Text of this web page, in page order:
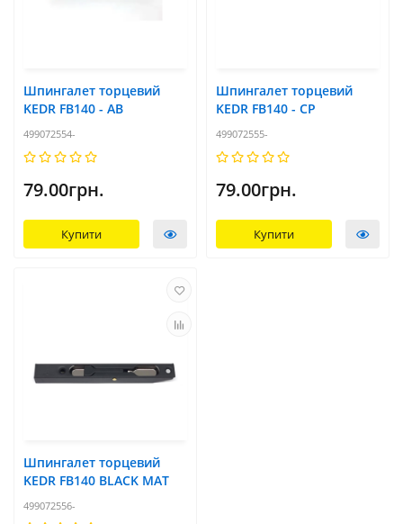
Шпингалет торцевий
KEDR FB140 - AB
499072554-
79.00грн.
Купити
Шпингалет торцевий
KEDR FB140 - CP
499072555-
79.00грн.
Купити
Шпингалет торцевий
KEDR FB140 BLACK MAT
499072556-